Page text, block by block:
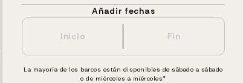
Añadir fechas
La mayoría de los barcos están disponibles de sábado a sábado
o de miércoles a miércoles*